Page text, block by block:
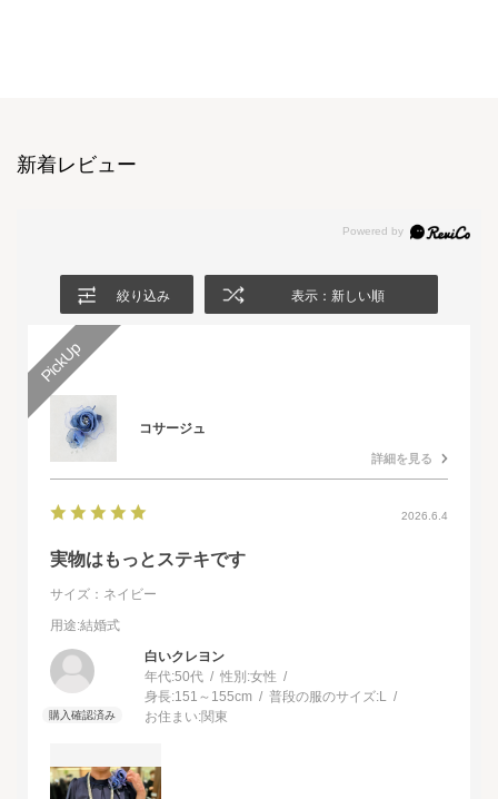
新着レビュー
絞り込み 表示：新しい順
コサージュ
詳細を見る
2026.6.4
実物はもっとステキです
サイズ：ネイビー
用途:結婚式
白いクレヨン
年代:50代 性別:女性
身長:151～155cm 普段の服のサイズ:L
お住まい:関東